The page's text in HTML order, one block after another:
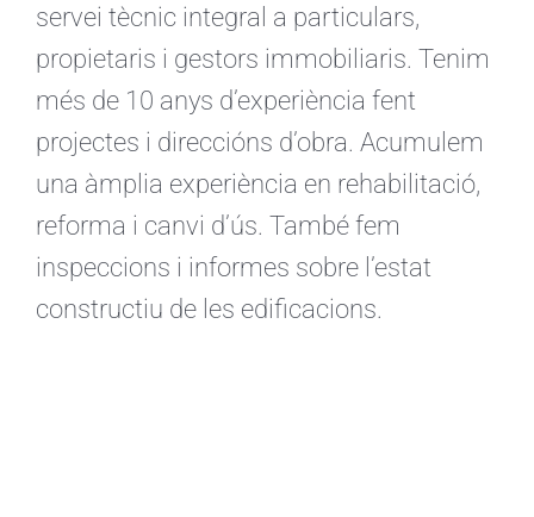
servei tècnic integral a particulars,
propietaris i gestors immobiliaris. Tenim
més de 10 anys d’experiència fent
projectes i direccións d’obra. Acumulem
una àmplia experiència en rehabilitació,
reforma i canvi d’ús. També fem
inspeccions i informes sobre l’estat
constructiu de les edificacions.